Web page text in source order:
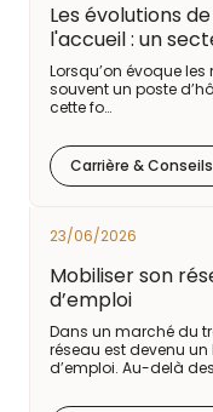
Les évolutions
l'accueil : un
Lorsqu’on évoque
souvent un poste
cette fo…
Carrière & Conseils
23/06/2026
Mobiliser son
d’emploi
Dans un marché du
réseau est devenu
d’emploi. Au-delà